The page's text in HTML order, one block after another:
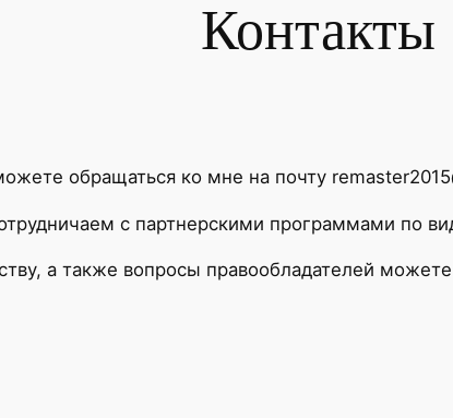
Контакты
обращаться ко мне на почту
с партнерскими программами по
а также вопросы правообладателей